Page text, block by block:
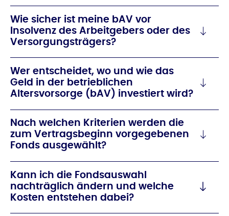
Wie sicher ist meine bAV vor
Insolvenz des Arbeitgebers oder des
Versorgungsträgers?
Wer entscheidet, wo und wie das
Geld in der betrieblichen
Altersvorsorge (bAV) investiert wird?
Nach welchen Kriterien werden die
zum Vertragsbeginn vorgegebenen
Fonds ausgewählt?
Kann ich die Fondsauswahl
nachträglich ändern und welche
Kosten entstehen dabei?